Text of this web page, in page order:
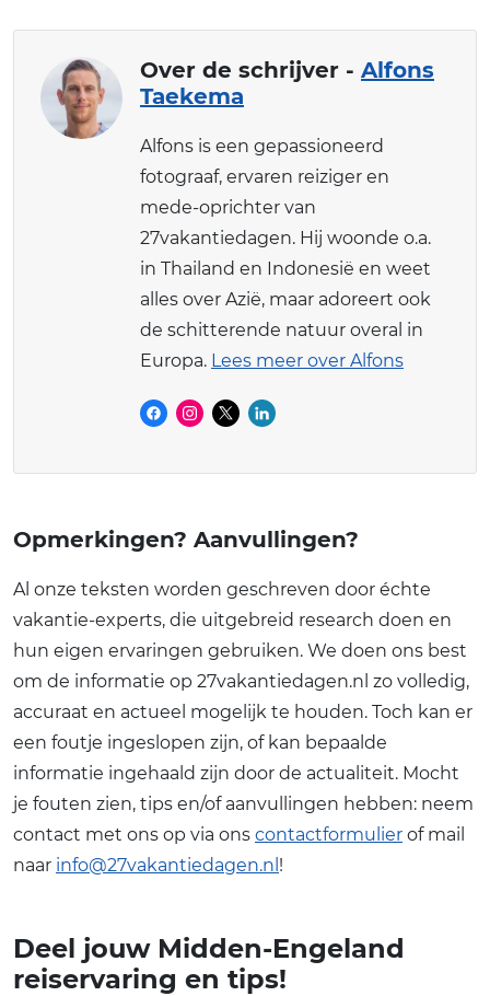
Over de schrijver - Alfons
Taekema
Alfons is een gepassioneerd
fotograaf, ervaren reiziger en
mede-oprichter van
27vakantiedagen. Hij woonde o.a.
in Thailand en Indonesië en weet
alles over Azië, maar adoreert ook
de schitterende natuur overal in
Europa. Lees meer over Alfons
Opmerkingen? Aanvullingen?
Al onze teksten worden geschreven door échte
vakantie-experts, die uitgebreid research doen en
hun eigen ervaringen gebruiken. We doen ons best
om de informatie op 27vakantiedagen.nl zo volledig,
accuraat en actueel mogelijk te houden. Toch kan er
een foutje ingeslopen zijn, of kan bepaalde
informatie ingehaald zijn door de actualiteit. Mocht
je fouten zien, tips en/of aanvullingen hebben: neem
contact met ons op via ons contactformulier of mail
naar info@27vakantiedagen.nl !
Deel jouw Midden-Engeland
reiservaring en tips!